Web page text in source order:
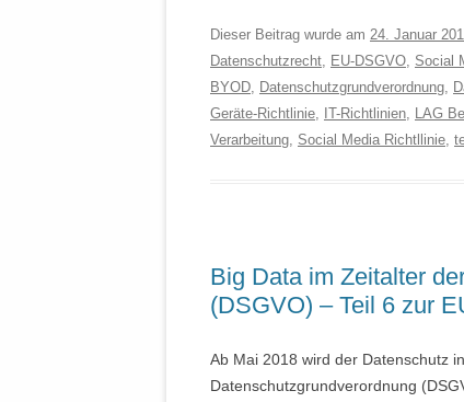
Dieser Beitrag wurde am 24. Januar
Datenschutzrecht, EU-DSGVO, Social
BYOD, Datenschutzgrundverordnung,
Geräte-Richtlinie, IT-Richtlinien, LAG
Verarbeitung, Social Media Richtllinie,
Big Data im Zeitalter
(DSGVO) – Teil 6 zur
Ab Mai 2018 wird der Datenschutz
Datenschutzgrundverordnung